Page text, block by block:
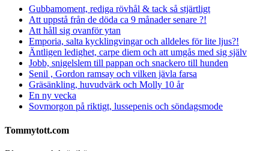
Gubbamoment, rediga rövhål & tack så stjärtligt
Att uppstå från de döda ca 9 månader senare ?!
Att håll sig ovanför ytan
Emporia, salta kycklingvingar och alldeles för lite ljus?!
Äntligen ledighet, carpe diem och att umgås med sig själv
Jobb, snigelslem till pappan och snackero till hunden
Senil , Gordon ramsay och vilken jävla farsa
Gräsänkling, huvudvärk och Molly 10 år
En ny vecka
Sovmorgon på riktigt, lussepenis och söndagsmode
Tommytott.com